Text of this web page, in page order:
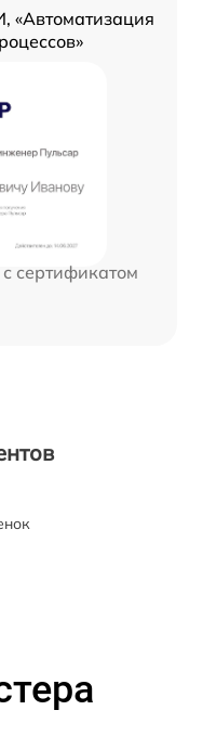
сертификатом